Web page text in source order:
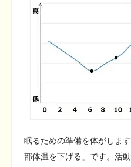
眠るための準備を体がしま
部体温を下げる」です。活